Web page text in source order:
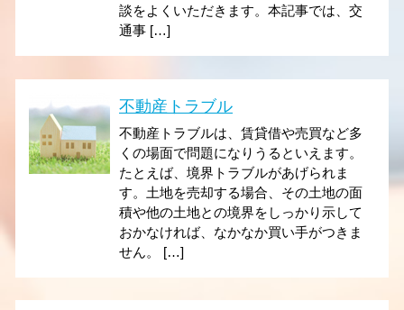
談をよくいただきます。本記事では、交
通事 […]
不動産トラブル
不動産トラブルは、賃貸借や売買など多
くの場面で問題になりうるといえます。
たとえば、境界トラブルがあげられま
す。土地を売却する場合、その土地の面
積や他の土地との境界をしっかり示して
おかなければ、なかなか買い手がつきま
せん。 […]